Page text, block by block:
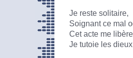
Je reste solitaire,
Soignant ce mal
Cet acte me
Je tutoie les